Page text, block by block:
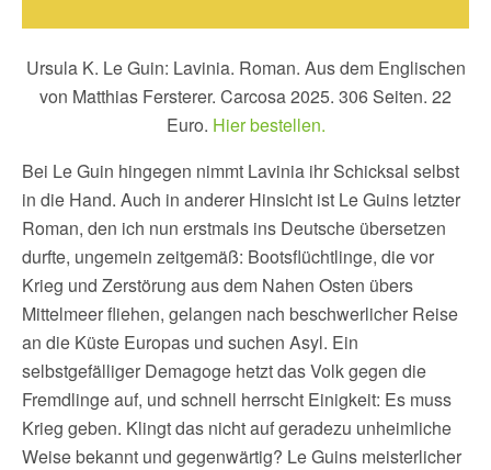
Ursula K. Le Guin: Lavinia. Roman. Aus dem Englischen
von Matthias Fersterer. Carcosa 2025. 306 Seiten. 22
Euro. Hier bestellen.
Bei Le Guin hingegen nimmt Lavinia ihr Schicksal selbst
in die Hand. Auch in anderer Hinsicht ist Le Guins letzter
Roman, den ich nun erstmals ins Deutsche übersetzen
durfte, ungemein zeitgemäß: Bootsflüchtlinge, die vor
Krieg und Zerstörung aus dem Nahen Osten übers
Mittelmeer fliehen, gelangen nach beschwerlicher Reise
an die Küste Europas und suchen Asyl. Ein
selbstgefälliger Demagoge hetzt das Volk gegen die
Fremdlinge auf, und schnell herrscht Einigkeit: Es muss
Krieg geben. Klingt das nicht auf geradezu unheimliche
Weise bekannt und gegenwärtig? Le Guins meisterlicher